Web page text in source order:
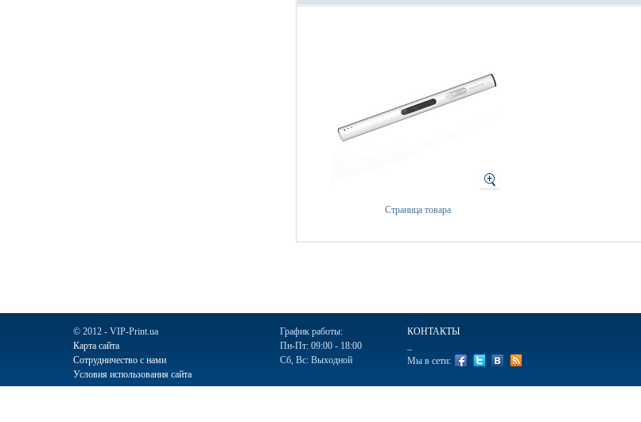
Страница товара
© 2012 - VIP-Print.ua
Карта сайта
Сотрудничество с нами
Условия использования сайта
График работы:
Пн-Пт: 09:00 - 18:00
Сб, Вс: Выходной
КОНТАКТЫ
Мы в сети: